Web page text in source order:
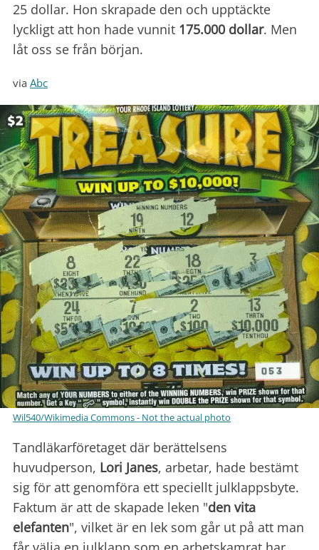
25 dollar. Hon skrapade den och upptäckte
lyckligt att hon hade vunnit 175.000 dollar. Men
låt oss se från början.
via Abc
Wil540/Wikimedia Commons - Not the actual photo
Tandläkarföretaget där berättelsens
huvudperson, Lori Janes, arbetar, hade bestämt
sig för att genomföra ett speciellt julklappsbyte.
Faktum är att de skapade leken "den vita
elefanten", vilket är en lek som går ut på att man